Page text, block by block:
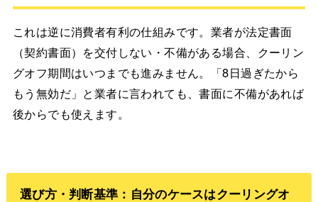
これは逆に消費者有利の仕組みです。業者が法定書面
（契約書面）を交付しない・不備がある場合、クーリン
グオフ期間はいつまでも進みません。「8日過ぎたから
もう無効だ」と業者に言われても、書面に不備があれば
後からでも使えます。
選び方・判断基準：自分のケースはクーリングオ